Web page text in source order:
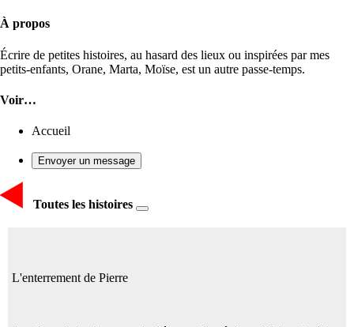
À propos
Écrire de petites histoires, au hasard des lieux ou inspirées par mes
petits-enfants, Orane, Marta, Moïse, est un autre passe-temps.
Voir…
Accueil
Envoyer un message
Toutes les histoires
L'enterrement de Pierre